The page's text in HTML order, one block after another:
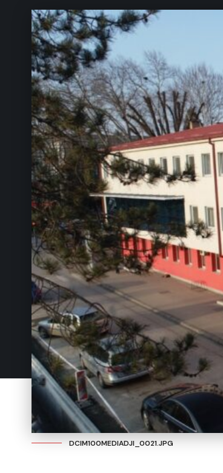
DCIM100MEDIADJI_0021.JPG